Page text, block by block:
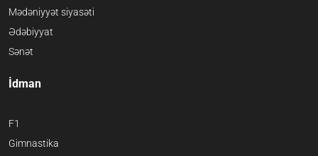
Mədəniyyət siyasəti
Ədəbiyyat
Sənət
İdman
F1
Gimnastika